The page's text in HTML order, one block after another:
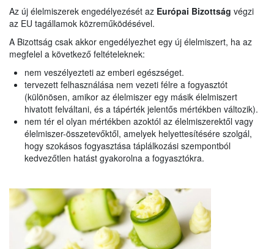
Az új élelmiszerek engedélyezését az Európai Bizottság végzi
az EU tagállamok közreműködésével.
A Bizottság csak akkor engedélyezhet egy új élelmiszert, ha az
megfelel a következő feltételeknek:
nem veszélyezteti az emberi egészséget.
tervezett felhasználása nem vezeti félre a fogyasztót
(különösen, amikor az élelmiszer egy másik élelmiszert
hivatott felváltani, és a tápérték jelentős mértékben változik).
nem tér el olyan mértékben azoktól az élelmiszerektől vagy
élelmiszer-összetevőktől, amelyek helyettesítésére szolgál,
hogy szokásos fogyasztása táplálkozási szempontból
kedvezőtlen hatást gyakorolna a fogyasztókra.